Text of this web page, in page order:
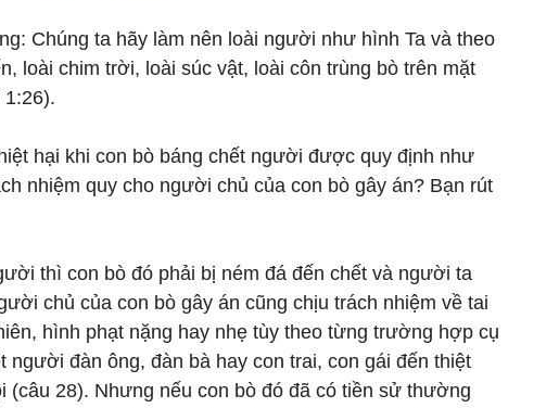
Chúng ta hãy làm nên loài người như hình Ta và theo
loài chim trời, loài súc vật, loài côn trùng bò trên mặt
1:26).
hại khi con bò báng chết người được quy định như
nhiệm quy cho người chủ của con bò gây án? Bạn rút
thì con bò đó phải bị ném đá đến chết và người ta
chủ của con bò gây án cũng chịu trách nhiệm về tai
hình phạt nặng hay nhẹ tùy theo từng trường hợp cụ
người đàn ông, đàn bà hay con trai, con gái đến thiệt
28). Nhưng nếu con bò đó đã có tiền sử thường